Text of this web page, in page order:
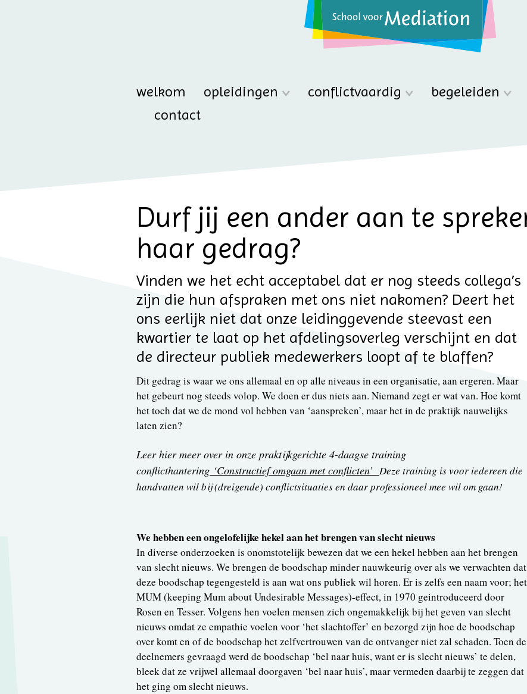
welkom opleidingen conflictvaardig begeleiden
contact
Durf jij een ander aan te
haar gedrag?
Vinden we het echt acceptabel dat er nog steeds collega’s
zijn die hun afspraken met ons niet nakomen? Deert het
ons eerlijk niet dat onze leidinggevende steevast een
kwartier te laat op het afdelingsoverleg verschijnt en dat
de directeur publiek medewerkers loopt af te blaffen?
Dit gedrag is waar we ons allemaal en op alle niveaus in een organisatie, aan ergeren. Maar
het gebeurt nog steeds volop. We doen er dus niets aan. Niemand zegt er wat van. Hoe komt
het toch dat we de mond vol hebben van ‘aanspreken’, maar het in de praktijk nauwelijks
laten zien?
Leer hier meer over in onze praktijkgerichte 4-daagse training
conflicthantering ‘Constructief omgaan met conflicten’ Deze training is voor iedereen die
handvatten wil bij (dreigende) conflictsituaties en daar professioneel mee wil om gaan!
We hebben een ongelofelijke hekel aan het brengen van slecht nieuws
In diverse onderzoeken is onomstotelijk bewezen dat we een hekel hebben aan het brengen
van slecht nieuws. We brengen de boodschap minder nauwkeurig over als we verwachten dat
deze boodschap tegengesteld is aan wat ons publiek wil horen. Er is zelfs een naam voor; het
MUM (keeping Mum about Undesirable Messages)-effect, in 1970 geintroduceerd door
Rosen en Tesser. Volgens hen voelen mensen zich ongemakkelijk bij het geven van slecht
nieuws omdat ze empathie voelen voor ‘het slachtoffer’ en bezorgd zijn hoe de boodschap
over komt en of de boodschap het zelfvertrouwen van de ontvanger niet zal schaden. Toen de
deelnemers gevraagd werd de boodschap ‘bel naar huis, want er is slecht nieuws’ te delen,
bleek dat ze vrijwel allemaal doorgaven ‘bel naar huis’, maar vermeden daarbij te zeggen dat
het ging om slecht nieuws.